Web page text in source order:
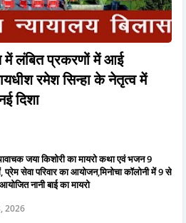
में लंबित प्रकरणों में आई
रमेश सिन्हा के नेतृत्व में
दिशा
जया किशोरी का मायरो कथा एवं भजन 9
सेवा परिवार का आयोजन,मिनोचा कॉलोनी में 9 से
नानी बाई का मायरो
2026